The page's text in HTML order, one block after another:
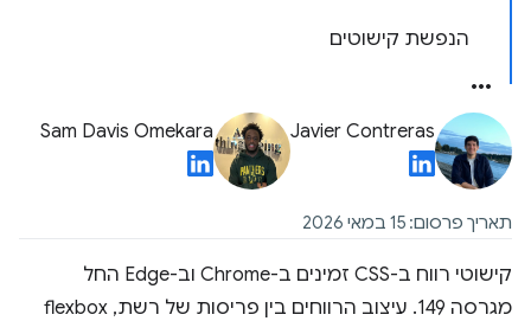
הנפשת קישוטים
Javier Contreras
Sam Davis Omekara
תאריך פרסום: 15 במאי 2026
קישוטי רווח ב-CSS זמינים ב-Chrome וב-Edge החל
מגרסה 149. עיצוב הרווחים בין פריסות של רשת, flexbox